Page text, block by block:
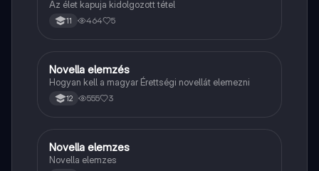
Az élet kapuja kidolgozott tétel
11 464 5
Magyar
Novella elemzés
Hogyan kell a magyar Érettségi novellát elemezni
12 555 3
Magyar
Novella elemzes
Novella elemzes